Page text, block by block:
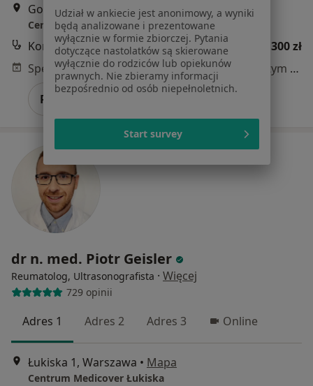
Goździków 15, Warszawa•Mapa
Centrum Medyczne Dobry Lekarz
Konsultacja reumatologiczna
300 zł
Specjalista nie oferuje umawiania online pod tym adresem.
Poproś o wizytę
dr n. med. Piotr Geisler
Reumatolog, Ultrasonografista · Więcej
729 opinii
Adres 1 Adres 2 Adres 3 Online
Łukiska 1, Warszawa • Mapa
Centrum Medicover Łukiska
Udział w ankiecie jest anonimowy, a wyniki
będą analizowane i prezentowane
wyłącznie w formie zbiorczej. Pytania
dotyczące nastolatków są skierowane
wyłącznie do rodziców lub opiekunów
prawnych. Nie zbieramy informacji
bezpośrednio od osób niepełnoletnich.
Start survey